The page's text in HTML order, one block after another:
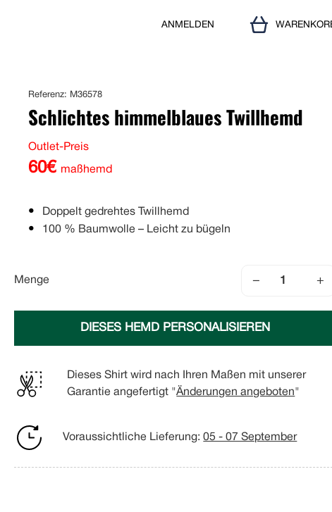
ANMELDEN
Referenz: M36578
Schlichtes himmelblaues Twillhemd
Outlet-Preis
60€ maßhemd
Doppelt gedrehtes Twillhemd
100 % Baumwolle – Leicht zu bügeln
Menge − +
DIESES HEMD PERSONALISIEREN
Dieses Shirt wird nach Ihren Maßen mit unserer
Garantie angefertigt "Änderungen angeboten"
Voraussichtliche Lieferung:05 - 07 September